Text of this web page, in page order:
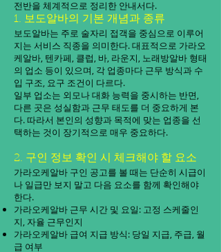
전반을 체계적으로 정리한 안내서다.
1. 보도알바의 기본 개념과 종류
보도알바는 주로 술자리 접객을 중심으로 이루어
지는 서비스 직종을 의미한다. 대표적으로 가라오
케알바, 텐카페, 클럽, 바, 라운지, 노래방알바 형태
의 업소 등이 있으며, 각 업종마다 근무 방식과 수
입 구조, 요구 조건이 다르다.
일부 업소는 외모나 대화 능력을 중시하는 반면,
다른 곳은 성실함과 근무 태도를 더 중요하게 본
다. 따라서 본인의 성향과 목적에 맞는 업종을 선
택하는 것이 장기적으로 매우 중요하다.
2. 구인 정보 확인 시 체크해야 할 요소
가라오케알바 구인 공고를 볼 때는 단순히 시급이
나 일급만 보지 말고 다음 요소를 함께 확인해야
한다.
가라오케알바 근무 시간 및 요일: 고정 스케줄인
지, 자율 근무인지
가라오케알바 급여 지급 방식: 당일 지급, 주급, 월
급 여부